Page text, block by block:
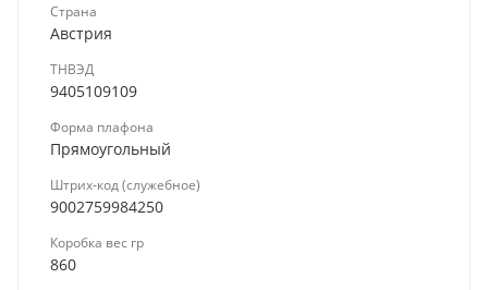
Страна
Австрия
ТНВЭД
9405109109
Форма плафона
Прямоугольный
Штрих-код (служебное)
9002759984250
Коробка вес гр
860